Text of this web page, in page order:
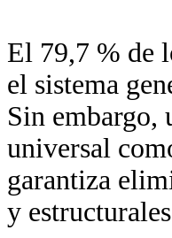
El 79,7 % de
el sistema
Sin embargo,
universal
garantiza
y